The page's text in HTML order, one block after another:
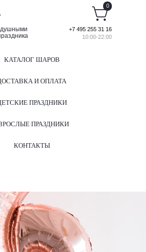
+7 495 255 31 16
10:00-22:00
0
КАТАЛОГ ШАРОВ
И ОПЛАТА
ПРАЗДНИКИ
ПРАЗДНИКИ
КОНТАКТЫ